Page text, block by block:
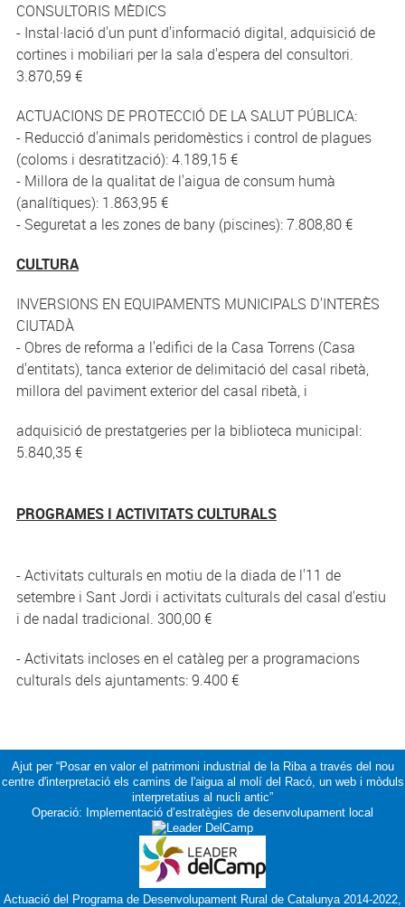
CONSULTORIS MÈDICS
- Instal·lació d'un punt d'informació digital, adquisició de
cortines i mobiliari per la sala d'espera del consultori.
3.870,59 €
ACTUACIONS DE PROTECCIÓ DE LA SALUT PÚBLICA:
- Reducció d'animals peridomèstics i control de plagues
(coloms i desratització): 4.189,15 €
- Millora de la qualitat de l'aigua de consum humà
(analítiques): 1.863,95 €
- Seguretat a les zones de bany (piscines): 7.808,80 €
CULTURA
INVERSIONS EN EQUIPAMENTS MUNICIPALS D'INTERÈS
CIUTADÀ
- Obres de reforma a l'edifici de la Casa Torrens (Casa
d'entitats), tanca exterior de delimitació del casal ribetà,
millora del paviment exterior del casal ribetà, i
adquisició de prestatgeries per la biblioteca municipal:
5.840,35 €
PROGRAMES I ACTIVITATS CULTURALS
- Activitats culturals en motiu de la diada de l'11 de
setembre i Sant Jordi i activitats culturals del casal d'estiu
i de nadal tradicional. 300,00 €
- Activitats incloses en el catàleg per a programacions
culturals dels ajuntaments: 9.400 €
Ajut per “Posar en valor el patrimoni industrial de la Riba a través del nou
centre d'interpretació els camins de l'aigua al molí del Racó, un web i mòduls
interpretatius al nucli antic”
Operació: Implementació d’estratègies de desenvolupament local
Actuació del Programa de Desenvolupament Rural de Catalunya 2014-2022,